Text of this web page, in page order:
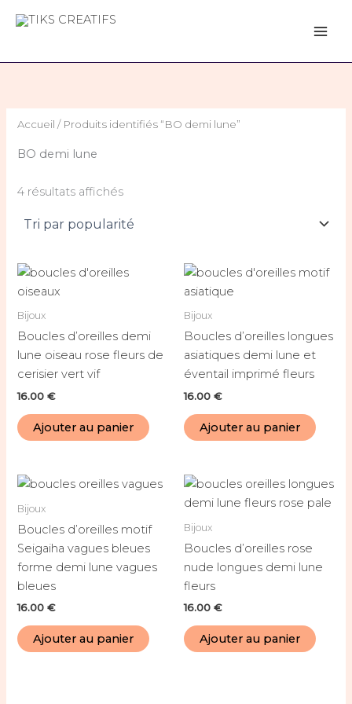
Accueil / Produits identifiés “BO demi lune”
BO demi lune
4 résultats affichés
Bijoux
Boucles d’oreilles demi
lune oiseau rose fleurs de
cerisier vert vif
16.00€
Ajouter au panier
Bijoux
Boucles d’oreilles longues
asiatiques demi lune et
éventail imprimé fleurs
16.00 €
Ajouter au panier
Bijoux
Boucles d’oreilles motif
Seigaiha vagues bleues
forme demi lune vagues
bleues
16.00€
Ajouter au panier
Bijoux
Boucles d’oreilles rose
nude longues demi lune
fleurs
16.00 €
Ajouter au panier